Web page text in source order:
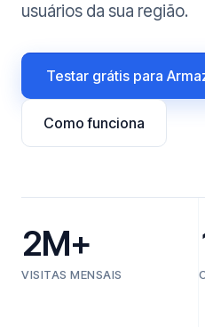
usuários da sua região.
Testar grátis para
Como funciona
2M+
VISITAS MENSAIS